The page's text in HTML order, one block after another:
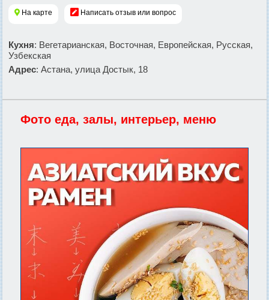
На карте Написать отзыв или вопрос
Кухня: Вегетарианская, Восточная, Европейская, Русская,
Узбекская
Адрес: Астана, улица Достык, 18
Фото еда, залы, интерьер, меню